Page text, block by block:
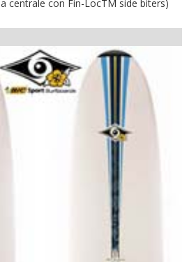
centrale con Fin-LocTM side biters)